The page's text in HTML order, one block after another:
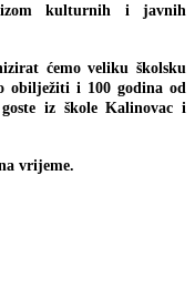
kulturnih i javnih
ćemo veliku školsku
obilježiti i 100 godina od
iz škole Kalinovac i
vrijeme.